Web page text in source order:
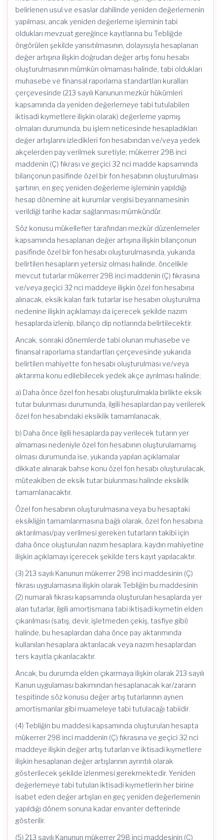
belirlenen usul ve esaslar dahilinde yeniden değerlemenin
yapılması, ancak yeniden değerleme işleminin tabi
oldukları mevzuat gereğince kayıtlarına bu Tebliğde
öngörülen şekilde yansıtılmasının, dolayısıyla hesaplanan
değer artışına ilişkin doğrudan değer artış fonu hesabı
oluşturulmasının mümkün olmaması halinde, tabi oldukları
muhasebe ve finansal raporlama standartları kuralları
çerçevesinde (213 sayılı Kanunun mezkûr hükümleri
kapsamında da yeniden değerlemeye tabi tutulabilen
iktisadi kıymetlere ilişkin olarak) değerleme yapmış
olmaları durumunda, bu işlem neticesinde hesapladıkları
değer artışlarını izledikleri fon hesabından ve/veya yedek
akçelerden pay verilmek suretiyle; mükerrer 298 inci
maddenin (Ç) fıkrası ve geçici 32 nci madde kapsamında
bilançonun pasifinde özel bir fon hesabının oluşturulması
şartının, en geç yeniden değerleme işleminin yapıldığı
hesap dönemine ait kurumlar vergisi beyannamesinin
verildiği tarihe kadar sağlanması mümkündür.
Söz konusu mükellefler tarafından mezkûr düzenlemeler
kapsamında hesaplanan değer artışına ilişkin bilançonun
pasifinde özel bir fon hesabı oluşturulmasında, yukarıda
belirtilen hesapların yetersiz olması halinde, öncelikle
mevcut tutarlar mükerrer 298 inci maddenin (Ç) fıkrasına
ve/veya geçici 32 nci maddeye ilişkin özel fon hesabına
alınacak, eksik kalan fark tutarlar ise hesabın oluşturulma
nedenine ilişkin açıklamayı da içerecek şekilde nazım
hesaplarda izlenip, bilanço dip notlarında belirtilecektir.
Ancak, sonraki dönemlerde tabi olunan muhasebe ve
finansal raporlama standartları çerçevesinde yukarıda
belirtilen mahiyette fon hesabı oluşturulması ve/veya
aktarıma konu edilebilecek yedek akçe ayrılması halinde;
a) Daha önce özel fon hesabı oluşturulmakla birlikte eksik
tutar bulunması durumunda, ilgili hesaplardan pay verilerek
özel fon hesabındaki eksiklik tamamlanacak,
b) Daha önce ilgili hesaplarda pay verilecek tutarın yer
almaması nedeniyle özel fon hesabının oluşturulamamış
olması durumunda ise, yukarıda yapılan açıklamalar
dikkate alınarak bahse konu özel fon hesabı oluşturulacak,
müteakiben de eksik tutar bulunması halinde eksiklik
tamamlanacaktır.
Özel fon hesabının oluşturulmasına veya bu hesaptaki
eksikliğin tamamlanmasına bağlı olarak, özel fon hesabına
aktarılması/pay verilmesi gereken tutarların takibi için
daha önce oluşturulan nazım hesaplara, kaydın mahiyetine
ilişkin açıklamayı içerecek şekilde ters kayıt yapılacaktır.
(3) 213 sayılı Kanunun mükerrer 298 inci maddesinin (Ç)
fıkrası uygulamasına ilişkin olarak Tebliğin bu maddesinin
(2) numaralı fıkrası kapsamında oluşturulan hesaplarda yer
alan tutarlar, ilgili amortismana tabi iktisadi kıymetin elden
çıkarılması (satış, devir, işletmeden çekiş, tasfiye gibi)
halinde, bu hesaplardan daha önce pay aktarımında
kullanılan hesaplara aktarılacak veya nazım hesaplardan
ters kayıtla çıkarılacaktır.
Ancak, bu durumda elden çıkarmaya ilişkin olarak 213 sayılı
Kanun uygulaması bakımından hesaplanacak kar/zararın
tespitinde söz konusu değer artış tutarlarının aynen
amortismanlar gibi muameleye tabi tutulacağı tabiidir.
(4) Tebliğin bu maddesi kapsamında oluşturulan hesapta
mükerrer 298 inci maddenin (Ç) fıkrasına ve geçici 32 nci
maddeye ilişkin değer artış tutarları ve iktisadi kıymetlere
ilişkin hesaplanan değer artışlarının ayrıntılı olarak
gösterilecek şekilde izlenmesi gerekmektedir. Yeniden
değerlemeye tabi tutulan iktisadi kıymetlerin her birine
isabet eden değer artışları en geç yeniden değerlemenin
yapıldığı dönem sonuna kadar envanter defterinde
gösterilir.
(5) 213 sayılı Kanunun mükerrer 298 inci maddesinin (Ç)